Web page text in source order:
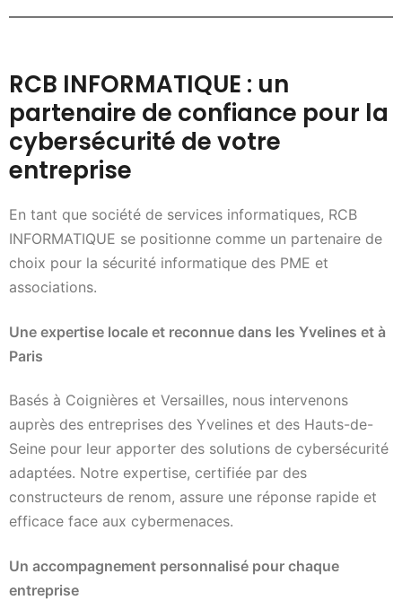
RCB INFORMATIQUE : un
partenaire de confiance pour la
cybersécurité de votre
entreprise
En tant que société de services informatiques, RCB
INFORMATIQUE se positionne comme un partenaire de
choix pour la sécurité informatique des PME et
associations.
Une expertise locale et reconnue dans les Yvelines et à
Paris
Basés à Coignières et Versailles, nous intervenons
auprès des entreprises des Yvelines et des Hauts-de-
Seine pour leur apporter des solutions de cybersécurité
adaptées. Notre expertise, certifiée par des
constructeurs de renom, assure une réponse rapide et
efficace face aux cybermenaces.
Un accompagnement personnalisé pour chaque
entreprise